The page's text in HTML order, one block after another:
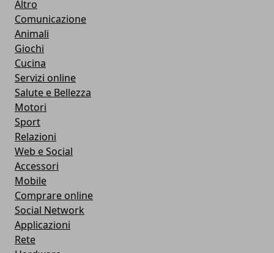
Altro
Comunicazione
Animali
Giochi
Cucina
Servizi online
Salute e Bellezza
Motori
Sport
Relazioni
Web e Social
Accessori
Mobile
Comprare online
Social Network
Applicazioni
Rete